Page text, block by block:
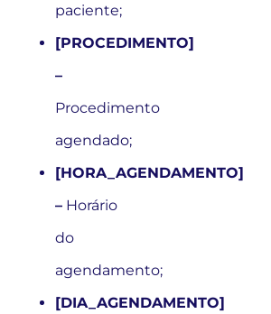
paciente;
[PROCEDIMENTO]
–
Procedimento
agendado;
[HORA_AGENDAMENTO]
– Horário
do
agendamento;
[DIA_AGENDAMENTO]